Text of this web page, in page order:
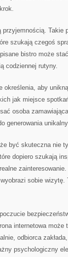
Takie
szukają czegoś
bistro może
codziennej rutyny.
określenia, aby
jak miejsce
osoba
generowania
być skuteczna nie
dopiero szukają
sobie wizytę.
internetowa może
odbiorca
psychologiczny